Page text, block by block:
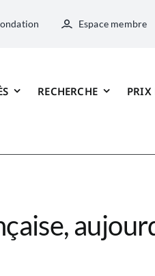
Espace membre
RECHERCHE PRIX